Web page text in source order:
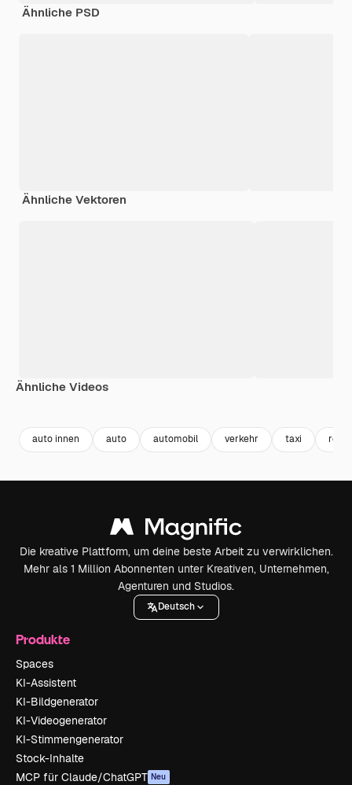
Ähnliche PSD
Ähnliche Vektoren
Ähnliche Videos
auto innen auto automobil verkehr taxi route
Die kreative Plattform, um deine beste Arbeit zu verwirklichen.
Mehr als 1 Million Abonnenten unter Kreativen, Unternehmen,
Agenturen und Studios.
Deutsch
Produkte
Spaces
KI-Assistent
KI-Bildgenerator
KI-Videogenerator
KI-Stimmengenerator
Stock-Inhalte
MCP für Claude/ChatGPT Neu